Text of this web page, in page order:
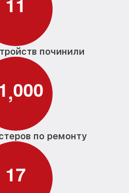
починили
,000
по ремонту
17